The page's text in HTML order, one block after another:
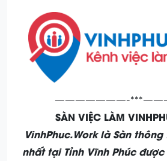
———————-
SÀN VIỆC LÀM
VinhPhuc.Work là Sàn
nhất tại Tỉnh Vĩnh Phúc